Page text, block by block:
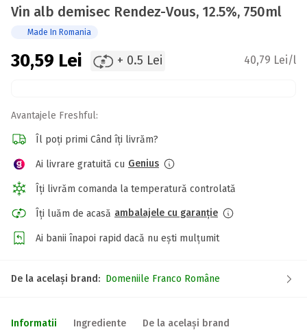
Vin alb demisec Rendez-Vous, 12.5%, 750ml
Made In Romania
30,59 Lei + 0.5 Lei 40,79 Lei/l
Avantajele Freshful:
Îl poți primi Când îți livrăm?
Ai livrare gratuită cu Genius
Îți livrăm comanda la temperatură controlată
Îți luăm de acasă ambalajele cu garanție
Ai banii înapoi rapid dacă nu ești mulțumit
De la același brand: Domeniile Franco Române
Informatii Ingrediente De la același brand